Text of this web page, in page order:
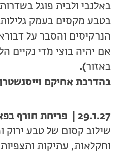
באלנבי ולבית פוגל
בטבע מקסים בעמק
הנרקיסים והסבר על
אם יהיה בוצי מדי נקיים
באזור).
בהדרכת אחיקם
29.1.27 | פריחת חורף בפארק עדולם
שילוב קסום של טבע ירוק
וחקלאות, עתיקות ותצפיות